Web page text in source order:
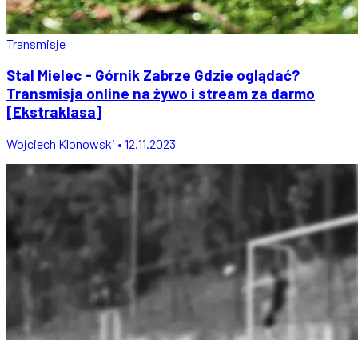
Transmisje
Stal Mielec - Górnik Zabrze Gdzie oglądać?
Transmisja online na żywo i stream za darmo
[Ekstraklasa]
Wojciech Klonowski • 12.11.2023